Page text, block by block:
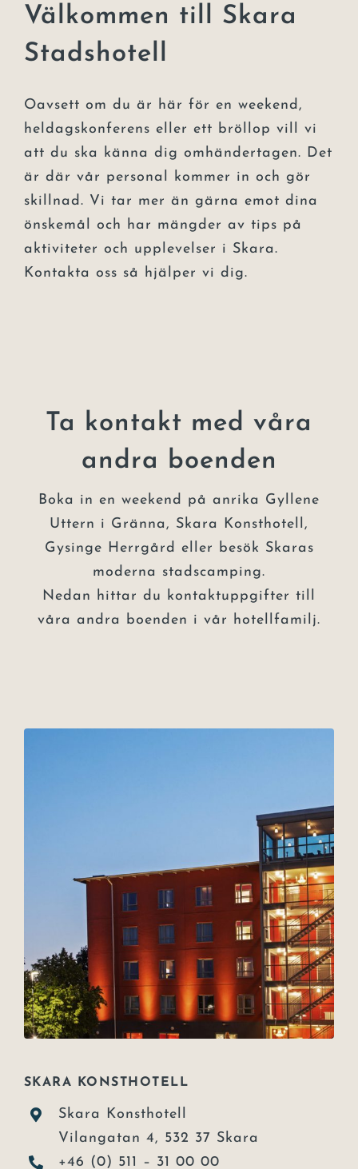
Välkommen till Skara
Stadshotell
Oavsett om du är här för en weekend,
heldagskonferens eller ett bröllop vill vi
att du ska känna dig omhändertagen. Det
är där vår personal kommer in och gör
skillnad. Vi tar mer än gärna emot dina
önskemål och har mängder av tips på
aktiviteter och upplevelser i Skara.
Kontakta oss så hjälper vi dig.
Ta kontakt med våra
andra boenden
Boka in en weekend på anrika Gyllene
Uttern i Gränna, Skara Konsthotell,
Gysinge Herrgård eller besök Skaras
moderna stadscamping.
Nedan hittar du kontaktuppgifter till
våra andra boenden i vår hotellfamilj.
SKARA KONSTHOTELL
Skara Konsthotell
Vilangatan 4, 532 37 Skara
+46 (0) 511 – 31 00 00